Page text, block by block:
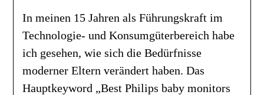
In meinen 15 Jahren als Führungskraft im
Technologie- und Konsumgüterbereich habe
ich gesehen, wie sich die Bedürfnisse
moderner Eltern verändert haben. Das
Hauptkeyword „Best Philips baby monitors